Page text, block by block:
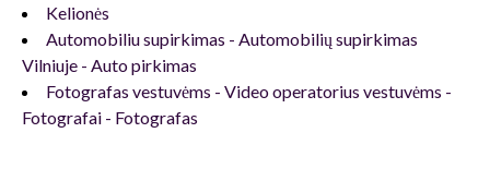
Kelionės
Automobiliu supirkimas - Automobilių supirkimas
Vilniuje - Auto pirkimas
Fotografas vestuvėms - Video operatorius vestuvėms -
Fotografai - Fotografas